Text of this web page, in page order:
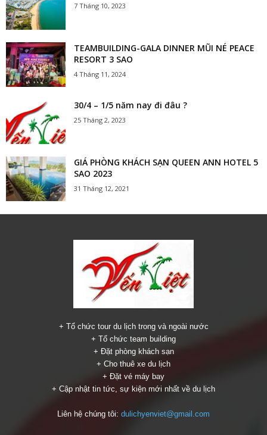
7 Tháng 10, 2023
TEAMBUILDING-GALA DINNER MŨI NÉ PEACE
RESORT 3 SAO
4 Tháng 11, 2024
30/4 – 1/5 năm nay đi đâu ?
25 Tháng 2, 2023
GIÁ PHÒNG KHÁCH SẠN QUEEN ANN HOTEL 5
SAO 2023
31 Tháng 12, 2021
+ Tổ chức tour du lịch trong và ngoài nước
+ Tổ chức team building
+ Đặt phòng khách sạn
+ Cho thuê xe du lịch
+ Đặt vé máy bay
+ Cập nhật tin tức, sự kiện mới nhất về du lịch
Liên hệ chúng tôi: dulichyenviet@gmail.com